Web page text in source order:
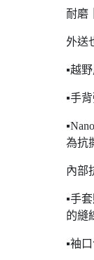
耐磨
外送
▪越
▪手
為抗
內部
▪手
的縫
▪袖